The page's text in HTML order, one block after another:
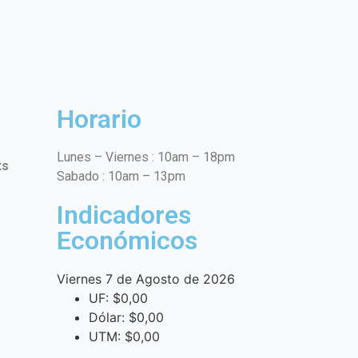
Horario
Lunes – Viernes : 10am – 18pm
Sabado : 10am – 13pm
Indicadores
Económicos
Viernes 7 de Agosto de 2026
UF: $0,00
Dólar: $0,00
UTM: $0,00